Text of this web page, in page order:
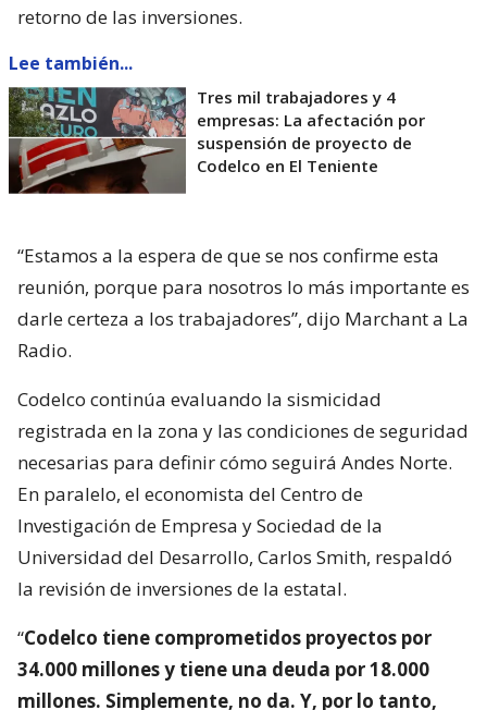
retorno de las inversiones.
Lee también...
Tres mil trabajadores y 4
empresas: La afectación por
suspensión de proyecto de
Codelco en El Teniente
“Estamos a la espera de que se nos confirme esta
reunión, porque para nosotros lo más importante es
darle certeza a los trabajadores”, dijo Marchant a La
Radio.
Codelco continúa evaluando la sismicidad
registrada en la zona y las condiciones de seguridad
necesarias para definir cómo seguirá Andes Norte.
En paralelo, el economista del Centro de
Investigación de Empresa y Sociedad de la
Universidad del Desarrollo, Carlos Smith, respaldó
la revisión de inversiones de la estatal.
“Codelco tiene comprometidos proyectos por
34.000 millones y tiene una deuda por 18.000
millones. Simplemente, no da. Y, por lo tanto,